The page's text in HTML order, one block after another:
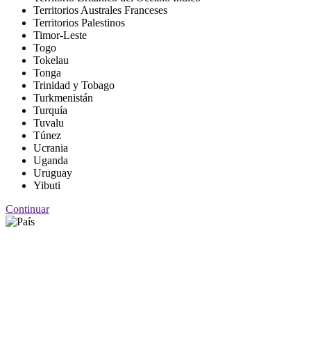
Territorios Australes Franceses
Territorios Palestinos
Timor-Leste
Togo
Tokelau
Tonga
Trinidad y Tobago
Turkmenistán
Turquía
Tuvalu
Túnez
Ucrania
Uganda
Uruguay
Yibuti
Continuar